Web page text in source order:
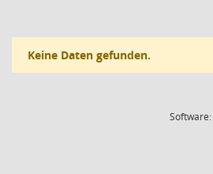
Keine Daten gefunden.
Software: